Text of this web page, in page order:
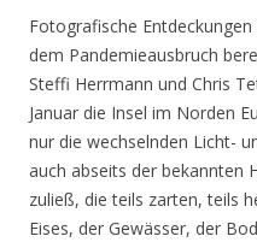
Fotografische
dem Pandemieausbruch
Steffi Herrmann und Chris
Januar die Insel im Norden
nur die wechselnden Licht-
auch abseits der bekannten
zuließ, die teils zarten, teils
Eises, der Gewässer, der